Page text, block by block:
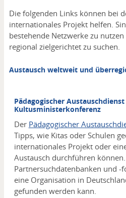
Die folgenden Links können bei
internationales Projekt helfen.
bestehende Netzwerke zu
regional zielgerichtet zu suchen.
Austausch weltweit und
Pädagogischer Austauschdienst
Kultusministerkonferenz
Der Pädagogischer
Tipps, wie Kitas oder Schulen
internationales Projekt oder
Austausch durchführen
Partnersuchdatenbanken und
eine Organisation in
gefunden werden kann.